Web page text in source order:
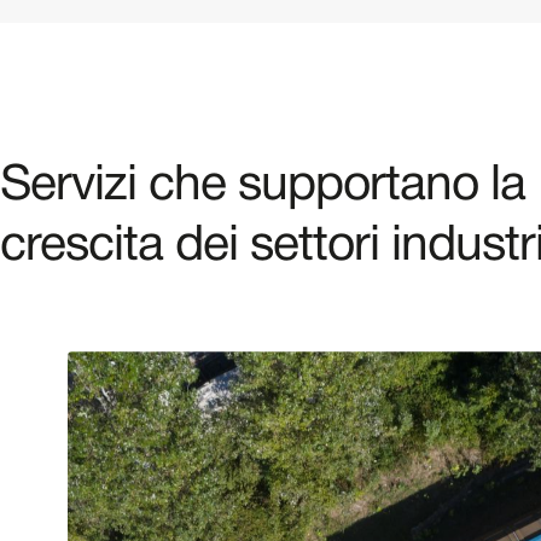
Servizi che supportano la
crescita dei settori